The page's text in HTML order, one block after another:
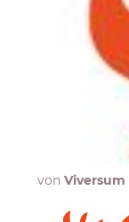
von Viversum